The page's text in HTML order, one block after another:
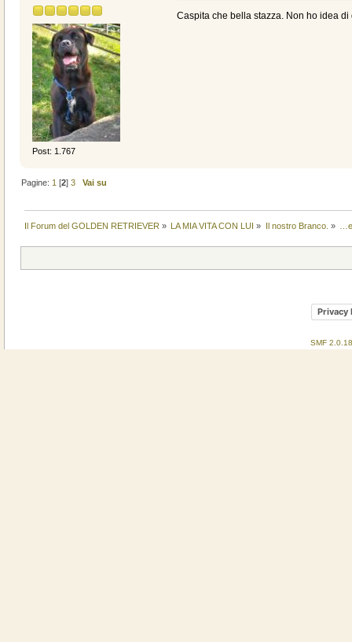
Post: 1.767
Caspita che bella stazza. Non ho idea
Pagine: 1 [2]3 Vai su
Il Forum del GOLDEN RETRIEVER » LA MIA VITA CON LUI » Il nostro Branco. »
Privacy
SMF 2.0.18